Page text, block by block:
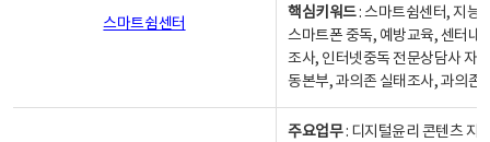
스마트쉼센터
핵심키워드: 스마트쉼센터, 지능
스마트폰 중독, 예방교육, 센터내
조사, 인터넷중독 전문상담사 자
동본부, 과의존 실태조사, 과의존
주요업무: 디지털윤리 콘텐츠 지